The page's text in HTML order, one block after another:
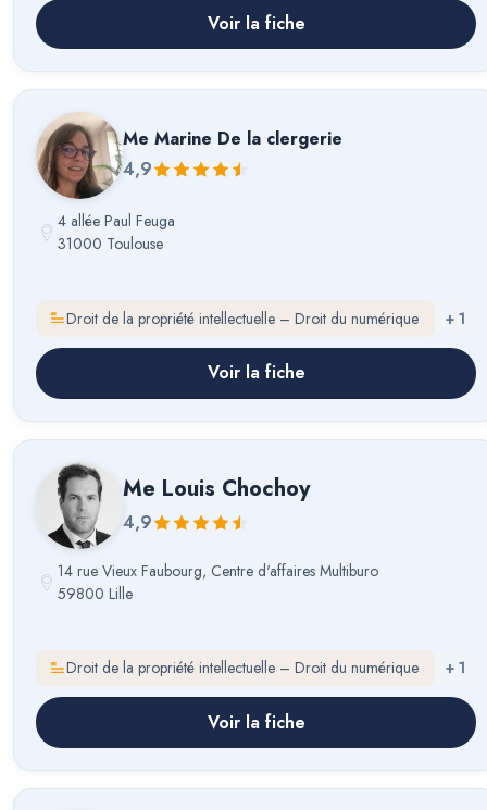
Voir la fiche
Me Marine De la clergerie
4,9
4 allée Paul Feuga
31000 Toulouse
Droit de la propriété intellectuelle – Droit du numérique + 1
Voir la fiche
Me Louis Chochoy
4,9
14 rue Vieux Faubourg, Centre d'affaires Multiburo
59800 Lille
Droit de la propriété intellectuelle – Droit du numérique + 1
Voir la fiche